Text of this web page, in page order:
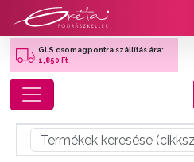
GLS csomagpontra szállítás ára:
1,850 Ft
Toggle navigation